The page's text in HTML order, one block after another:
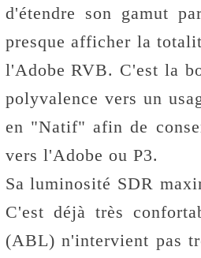
d'étendre son gamut
presque afficher la
l'Adobe RVB. C'est la
polyvalence vers un
en "Natif" afin de
vers l'Adobe ou P3.
Sa luminosité SDR
C'est déjà très
(ABL) n'intervient pas